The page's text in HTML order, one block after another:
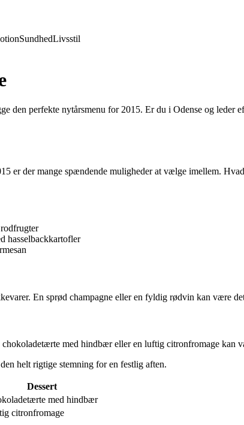
SundhedLivsstil
den perfekte nytårsmenu for 2015. Er du i Odense og
er der mange spændende muligheder at vælge imellem.
hasselbackkartofler
En sprød champagne eller en fyldig rødvin kan være
med hindbær eller en luftig citronfromage kan
helt rigtige stemning for en festlig aften.
Dessert
med hindbær
citronfromage